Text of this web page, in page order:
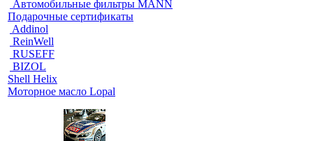
Автомобильные фильтры MANN
Подарочные сертификаты
Addinol
ReinWell
RUSEFF
BIZOL
Shell Helix
Моторное масло Lopal